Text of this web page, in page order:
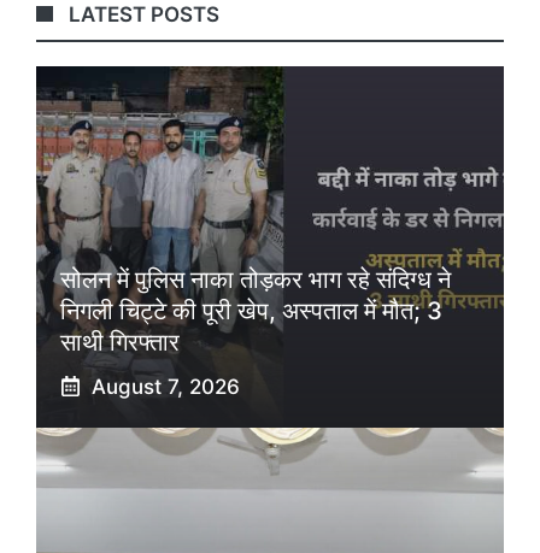
LATEST POSTS
सोलन में पुलिस नाका तोड़कर भाग रहे संदिग्ध ने
निगली चिट्टे की पूरी खेप, अस्पताल में मौत; 3
साथी गिरफ्तार
August 7, 2026